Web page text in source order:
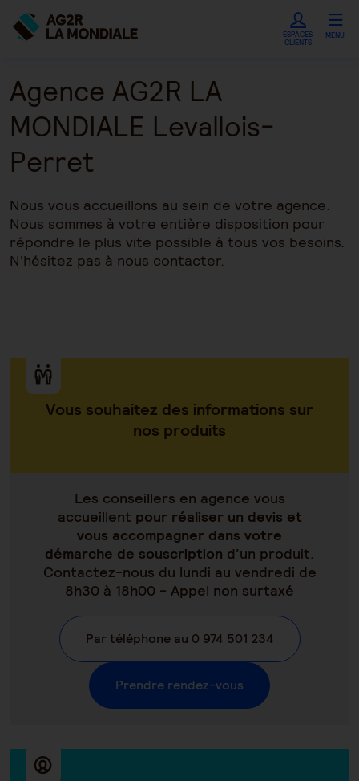
ESPACES
CLIENTS
MENU
Agence AG2R LA
MONDIALE Levallois-
Perret
Nous vous accueillons au sein de votre agence.
Nous sommes à votre entière disposition pour
répondre le plus vite possible à tous vos besoins.
N'hésitez pas à nous contacter.
Vous souhaitez des informations sur
nos produits
Les conseillers en agence vous
accueillent pour réaliser un devis et
vous accompagner dans votre
démarche de souscription d’un produit.
Contactez-nous du lundi au vendredi de
8h30 à 18h00 - Appel non surtaxé
Par téléphone au 0 974 501 234
Prendre rendez-vous